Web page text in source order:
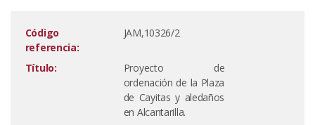
Código
referencia:
JAM,10326/2
Título:
Proyecto de
ordenación de la Plaza
de Cayitas y aledaños
en Alcantarilla.